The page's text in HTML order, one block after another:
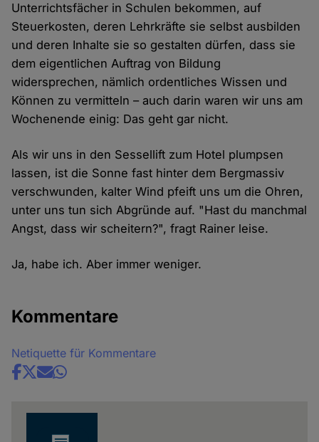
Unterrichtsfächer in Schulen bekommen, auf
Steuerkosten, deren Lehrkräfte sie selbst ausbilden
und deren Inhalte sie so gestalten dürfen, dass sie
dem eigentlichen Auftrag von Bildung
widersprechen, nämlich ordentliches Wissen und
Können zu vermitteln – auch darin waren wir uns am
Wochenende einig: Das geht gar nicht.
Als wir uns in den Sessellift zum Hotel plumpsen
lassen, ist die Sonne fast hinter dem Bergmassiv
verschwunden, kalter Wind pfeift uns um die Ohren,
unter uns tun sich Abgründe auf. "Hast du manchmal
Angst, dass wir scheitern?", fragt Rainer leise.
Ja, habe ich. Aber immer weniger.
Kommentare
Netiquette für Kommentare
Share